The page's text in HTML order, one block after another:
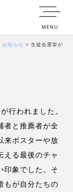
MENU
お知らせ > 生徒会選挙が
行われました。
者と推薦者が全
来ポスターや放
える最後のチャ
印象でした。そ
もが自分たちの